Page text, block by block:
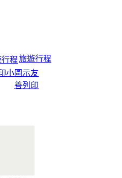
旅遊行程
友
善列印